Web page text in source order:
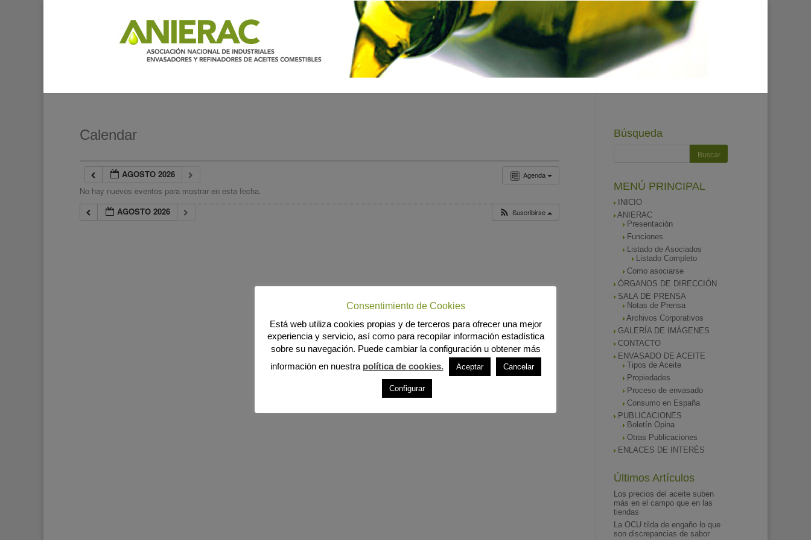
Calendar
Agenda
AGOSTO 2026
No hay nuevos eventos para mostrar en esta fecha.
AGOSTO 2026
Suscribirse
Búsqueda
MENÚ PRINCIPAL
INICIO
ANIERAC
Presentación
Funciones
Listado de Asociados
Listado Completo
Como asociarse
ÓRGANOS DE DIRECCIÓN
SALA DE PRENSA
Notas de Prensa
Archivos Corporativos
GALERÍA DE IMÁGENES
CONTACTO
ENVASADO DE ACEITE
Tipos de Aceite
Propiedades
Proceso de envasado
Consumo en España
PUBLICACIONES
Boletín Opina
Otras Publicaciones
ENLACES DE INTERÉS
Últimos Artículos
Los precios del aceite suben
más en el campo que en las
tiendas
La OCU tilda de engaño lo que
son discrepancias de sabor
Consentimiento de Cookies
Está web utiliza cookies propias y de terceros para ofrecer una mejor
experiencia y servicio, así como para recopilar información estadística
sobre su navegación. Puede cambiar la configuración u obtener más
información en nuestra política de cookies. Aceptar Cancelar
Configurar